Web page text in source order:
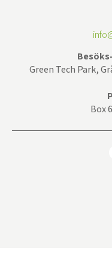
Green Tech Park,
Box